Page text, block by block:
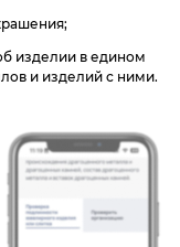
изделии в едином
и изделий с ними.